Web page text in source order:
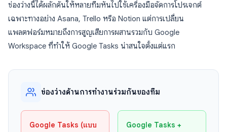
ช่องว่างนี้ได้ผลักดันให้หลายทีมหันไปใช้เครื่องมือจัดการโปรเจกต์
เฉพาะทางอย่าง Asana, Trello หรือ Notion แต่การเปลี่ยน
แพลตฟอร์มหมายถึงการสูญเสียการผสานรวมกับ Google
Workspace ที่ทำให้ Google Tasks น่าสนใจตั้งแต่แรก
ช่องว่างด้านการทำงานร่วมกันของทีม
Google Tasks (แบบ Google Tasks +